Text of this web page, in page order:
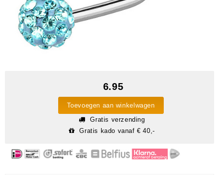
6.95
Toevoegen aan winkelwagen
Gratis verzending
Gratis kado vanaf € 40,-